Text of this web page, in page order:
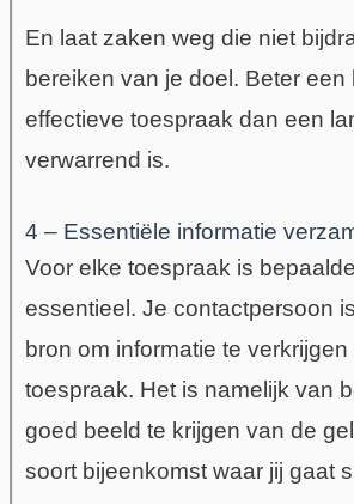
En laat zaken weg die niet
bereiken van je doel. Beter een
effectieve toespraak dan een
verwarrend is.
4 – Essentiële informatie
Voor elke toespraak is
essentieel. Je contactpersoon
bron om informatie te verkrijgen
toespraak. Het is namelijk van
goed beeld te krijgen van de
soort bijeenkomst waar jij gaat